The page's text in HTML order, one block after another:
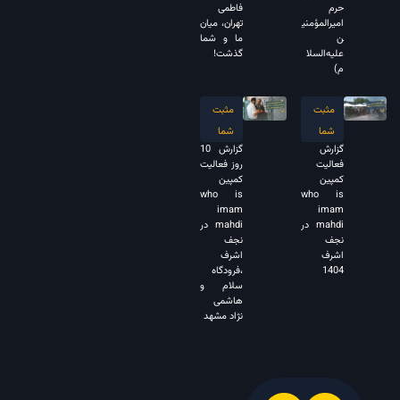
حرم
امیرالمؤمنی
ن
علیه‌السلا
م)
فاطمی
تهران، میان
ما و شما
گذشت!
مثبت
شما
گزارش
فعالیت
کمپین
who is
imam
mahdi در
نجف
اشرف
1404
مثبت
شما
گزارش 10
روز فعالیت
کمپین
who is
imam
mahdi در
نجف
اشرف
،فرودگاه
سلام و
هاشمی
نژاد مشهد